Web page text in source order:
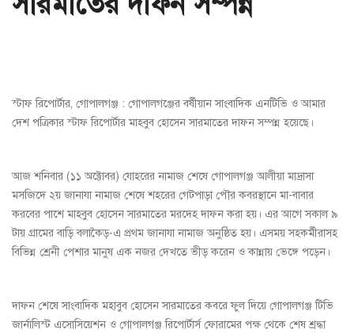
স্টাফ রিপোর্টার, গোপালগঞ্জ : গোপালগঞ্জের বর্ষীয়ান সাংবাদিক এনটিভি ও আমার
দেশ পত্রিকার স্টাফ রিপোর্টার মাহবুব হোসেন সারমাতের দাফন সম্পন্ন হয়েছে।
আজ শনিবার (১১ অক্টোবর) যোহরের নামাজ শেষে গোপালগঞ্জ আলীয়া মাদ্রাসা
মসজিদে ২য় জানাযা নামাজ শেষে শহরের গেটপাড়া পৌর কবরস্থানে মা-বাবার
করবের পাশে মাহবুব হোসেন সারমাতের মরদেহ দাফন করা হয়। এর আগে সকাল ৯
টায় গ্রামের বাড়ি বলাকৈড়-এ প্রথম জানাযা নামাজ অনুষ্ঠিত হয়। এসময় সহকর্মীরাসহ
বিভিন্ন শ্রেনী পেশার মানুষ এক নজর দেখতে ভীড় করেন ও কান্নায় ভেঙ্গে পড়েন।
দাফন শেষে সাংবাদিক মহাবুব হোসেন সারমাতের কবরে ফুল দিয়ে গোপালগঞ্জ টিভি
জার্নালিস্ট এসোসিয়েশন ও গোপালগঞ্জ রিপোর্টার্স ফোরামের পক্ষ থেকে শেষ শ্রদ্ধা